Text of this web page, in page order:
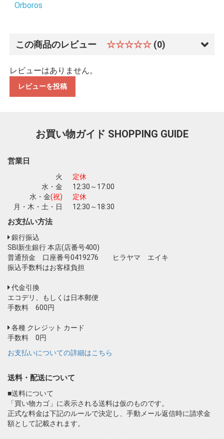
お買い物を続ける カートへ進む
Orboros
この商品のレビュー ☆☆☆☆☆ (0)
レビューはありません。
レビューを投稿
お買い物ガイド SHOPPING GUIDE
営業日
火
定休
水・金
12:30～17:00
水・金(祝)
定休
月・木・土・日
12:30～18:30
お支払い方法
銀行振込
SBI新生銀行 本店(店番号400)
普通預金 口座番号0419276 ヒラヤマ エイキ
振込手数料はお客様負担
代金引換
エコデリ、もしくは日本郵便
手数料 600円
各種 クレジット カード
手数料 0円
お支払いについての詳細はこちら
送料・配送について
■送料について
「買い物カゴ」に表示される送料は仮のものです。
正式な料金は下記のルールで決定し、手動メール返信時に請求金
額として記載されます。